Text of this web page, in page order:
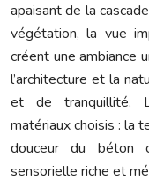
apaisant de la
végétation, la vue
créent une ambiance
l’architecture et la
et de tranquillité.
matériaux choisis : la
douceur du béton
sensorielle riche et